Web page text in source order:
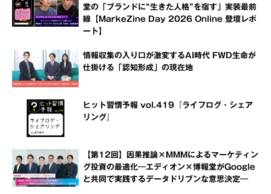
堂の「ブランドに“生きた人格”を宿す」実装最前
線【MarkeZine Day 2026 Online 登壇レポ
ート】
情報収集の入り口が激変するAI時代 FWD生命が
仕掛ける「認知形成」の現在地
ヒット習慣予報 vol.419『ライフログ・シェア
リング』
【第12回】因果推論×MMMによるマーケティン
グ投資の最適化―エディオン×博報堂がGoogle
と共同で実践するデータドリブンな意思決定―